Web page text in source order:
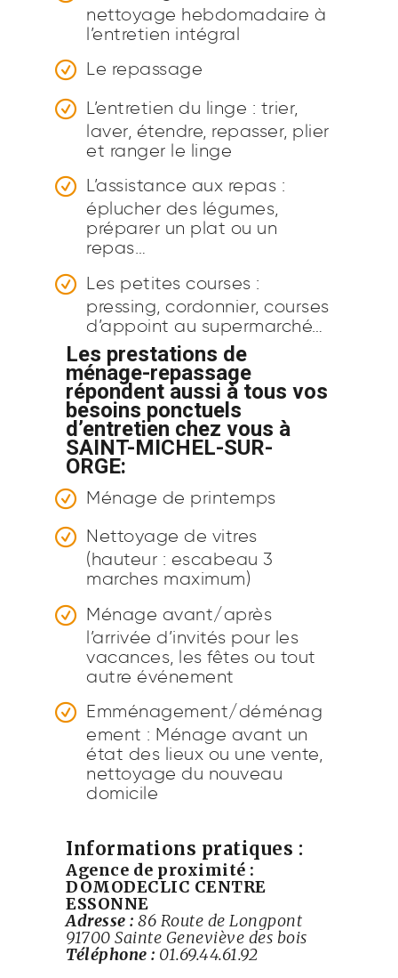
nettoyage hebdomadaire à
l’entretien intégral
Le repassage
L’entretien du linge : trier,
laver, étendre, repasser, plier
et ranger le linge
L’assistance aux repas :
éplucher des légumes,
préparer un plat ou un
repas…
Les petites courses :
pressing, cordonnier, courses
d’appoint au supermarché…
Les prestations de
ménage-repassage
répondent aussi à tous vos
besoins ponctuels
d’entretien chez vous à
SAINT-MICHEL-SUR-
ORGE:
Ménage de printemps
Nettoyage de vitres
(hauteur : escabeau 3
marches maximum)
Ménage avant/après
l’arrivée d’invités pour les
vacances, les fêtes ou tout
autre événement
Emménagement/déménag
ement : Ménage avant un
état des lieux ou une vente,
nettoyage du nouveau
domicile
Informations pratiques :
Agence de proximité :
DOMODECLIC CENTRE
ESSONNE
Adresse : 86 Route de Longpont
91700 Sainte Geneviève des bois
Téléphone : 01.69.44.61.92